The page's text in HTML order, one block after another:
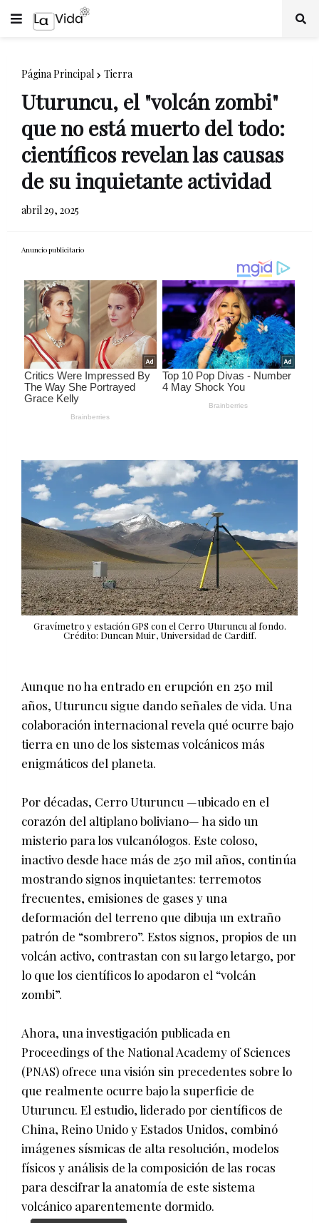
Página Principal Tierra
Uturuncu, el "volcán zombi"
que no está muerto del todo:
científicos revelan las causas
de su inquietante actividad
abril 29, 2025
Anuncio publicitario
Gravímetro y estación GPS con el Cerro Uturuncu al fondo.
Crédito: Duncan Muir, Universidad de Cardiff.
Aunque no ha entrado en erupción en 250 mil
años, Uturuncu sigue dando señales de vida. Una
colaboración internacional revela qué ocurre bajo
tierra en uno de los sistemas volcánicos más
enigmáticos del planeta.
Por décadas, Cerro Uturuncu —ubicado en el
corazón del altiplano boliviano— ha sido un
misterio para los vulcanólogos. Este coloso,
inactivo desde hace más de 250 mil años, continúa
mostrando signos inquietantes: terremotos
frecuentes, emisiones de gases y una
deformación del terreno que dibuja un extraño
patrón de “sombrero”. Estos signos, propios de un
volcán activo, contrastan con su largo letargo, por
lo que los científicos lo apodaron el “volcán
zombi”.
Ahora, una investigación publicada en
Proceedings of the National Academy of Sciences
(PNAS) ofrece una visión sin precedentes sobre lo
que realmente ocurre bajo la superficie de
Uturuncu. El estudio, liderado por científicos de
China, Reino Unido y Estados Unidos, combinó
imágenes sísmicas de alta resolución, modelos
físicos y análisis de la composición de las rocas
para descifrar la anatomía de este sistema
volcánico aparentemente dormido.